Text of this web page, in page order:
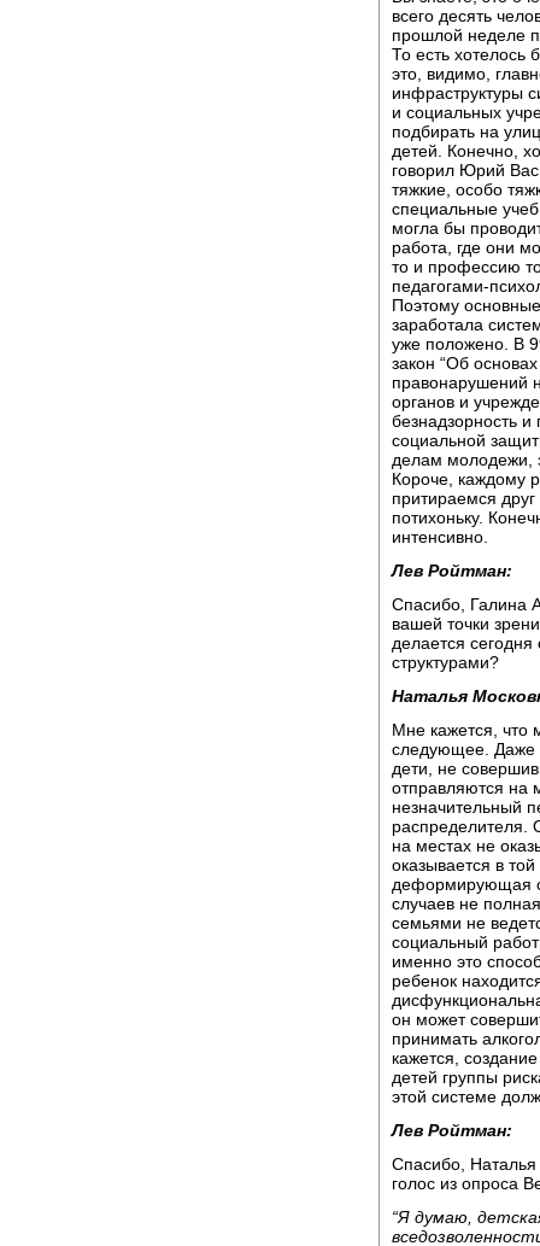
всего десять
прошлой неделе
То есть
это, видимо,
инфраструктуры
и социальных
подбирать на
детей. Конечно,
говорил Юрий
тяжкие, особо
специальные
могла бы
работа, где они
то и профессию
педагогами-
Поэтому
заработала
уже положено. В
закон “Об
правонарушений
органов и
безнадзорность
социальной
делам молодежи,
Короче, каждому
притираемся друг
потихоньку.
интенсивно.
Лев Ройтман:
Спасибо, Галина
вашей точки
делается
структурами?
Наталья
Мне кажется, что
следующее. Даже
дети, не
отправляются на
незначительный
распределителя.
на местах не
оказывается в
деформирующая
случаев не
семьями не
социальный
именно это
ребенок
он может
принимать
кажется,
детей группы
этой системе
Лев Ройтман:
Спасибо,
голос из опроса
“Я думаю,